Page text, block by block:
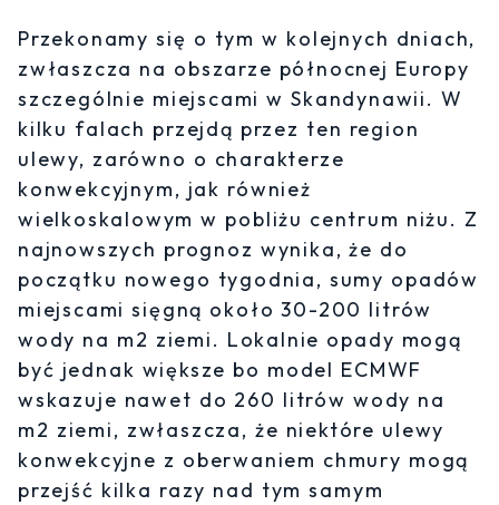
Przekonamy się o tym w kolejnych dniach,
zwłaszcza na obszarze północnej Europy
szczególnie miejscami w Skandynawii. W
kilku falach przejdą przez ten region
ulewy, zarówno o charakterze
konwekcyjnym, jak również
wielkoskalowym w pobliżu centrum niżu. Z
najnowszych prognoz wynika, że do
początku nowego tygodnia, sumy opadów
miejscami sięgną około 30-200 litrów
wody na m2 ziemi. Lokalnie opady mogą
być jednak większe bo model ECMWF
wskazuje nawet do 260 litrów wody na
m2 ziemi, zwłaszcza, że niektóre ulewy
konwekcyjne z oberwaniem chmury mogą
przejść kilka razy nad tym samym